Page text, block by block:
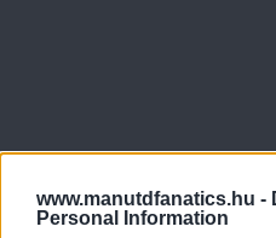
www.manutdfanatics.hu -
Personal Information